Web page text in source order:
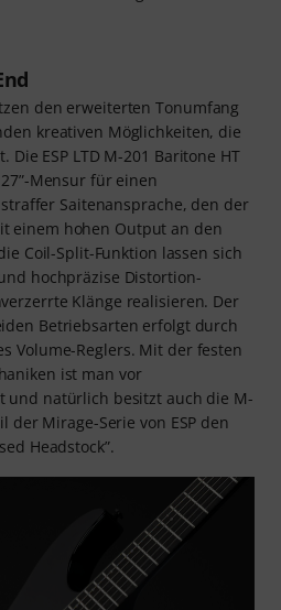
den erweiterten Tonumfang
kreativen Möglichkeiten, die
ESP LTD M-201 Baritone HT
Mensur für einen
Saitenansprache, den der
einem hohen Output an den
Coil-Split-Funktion lassen sich
hochpräzise Distortion-
Klänge realisieren. Der
Betriebsarten erfolgt durch
Volume-Reglers. Mit der festen
ist man vor
und natürlich besitzt auch die M-
der Mirage-Serie von ESP den
Headstock”.